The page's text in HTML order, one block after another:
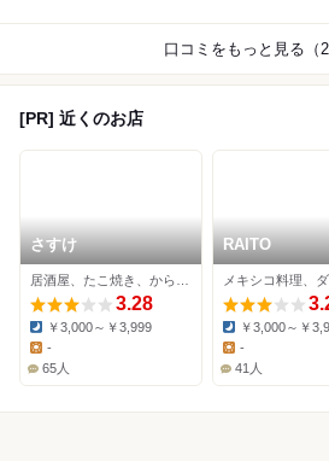
口コミをもっと見る（
[PR] 近くのお店
さすけ
3.28
Dinner:
￥3,000～￥3,999
Lunch:
-
65人
RAITO
Dinner:
￥3,000～￥
Lunch:
-
41人